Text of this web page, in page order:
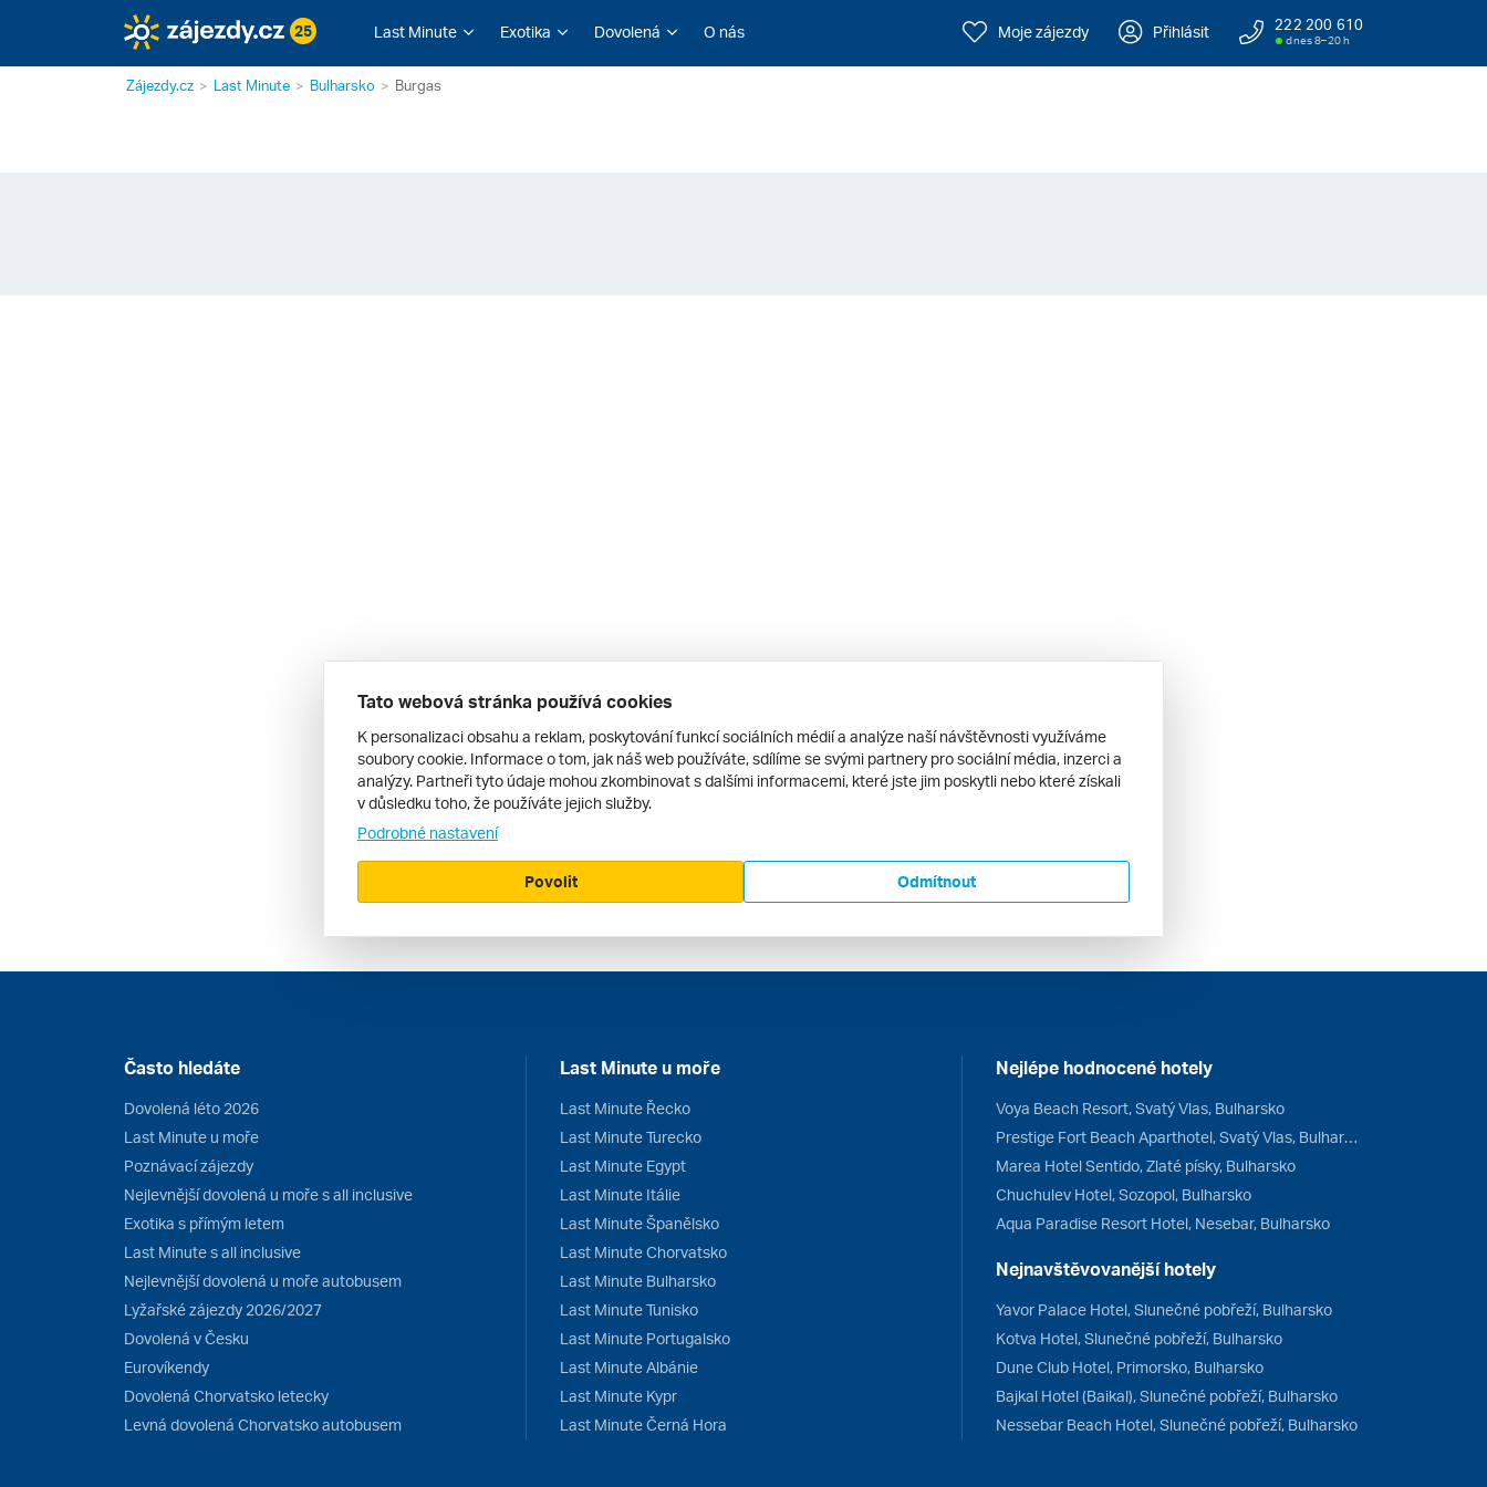
25 Last Minute Exotika Dovolená O nás Moje zájezdy Přihlásit 222 200 610
dnes 8–20 h
Zájezdy.cz Last Minute Bulharsko Burgas
Často hledáte
Dovolená léto 2026
Last Minute u moře
Poznávací zájezdy
Nejlevnější dovolená u moře s all inclusive
Exotika s přímým letem
Last Minute s all inclusive
Nejlevnější dovolená u moře autobusem
Lyžařské zájezdy 2026/2027
Dovolená v Česku
Eurovíkendy
Dovolená Chorvatsko letecky
Levná dovolená Chorvatsko autobusem
Last Minute u moře
Last Minute Řecko
Last Minute Turecko
Last Minute Egypt
Last Minute Itálie
Last Minute Španělsko
Last Minute Chorvatsko
Last Minute Bulharsko
Last Minute Tunisko
Last Minute Portugalsko
Last Minute Albánie
Last Minute Kypr
Last Minute Černá Hora
Nejlépe hodnocené hotely
Voya Beach Resort, Svatý Vlas, Bulharsko
Prestige Fort Beach Aparthotel, Svatý Vlas, Bulharsko
Marea Hotel Sentido, Zlaté písky, Bulharsko
Chuchulev Hotel, Sozopol, Bulharsko
Aqua Paradise Resort Hotel, Nesebar, Bulharsko
Nejnavštěvovanější hotely
Yavor Palace Hotel, Slunečné pobřeží, Bulharsko
Kotva Hotel, Slunečné pobřeží, Bulharsko
Dune Club Hotel, Primorsko, Bulharsko
Bajkal Hotel (Baikal), Slunečné pobřeží, Bulharsko
Nessebar Beach Hotel, Slunečné pobřeží, Bulharsko
Tato webová stránka používá cookies
K personalizaci obsahu a reklam, poskytování funkcí sociálních médií a analýze naší návštěvnosti využíváme
soubory cookie. Informace o tom, jak náš web používáte, sdílíme se svými partnery pro sociální média, inzerci a
analýzy. Partneři tyto údaje mohou zkombinovat s dalšími informacemi, které jste jim poskytli nebo které získali
v důsledku toho, že používáte jejich služby.
Podrobné nastavení
Odmítnout
Povolit